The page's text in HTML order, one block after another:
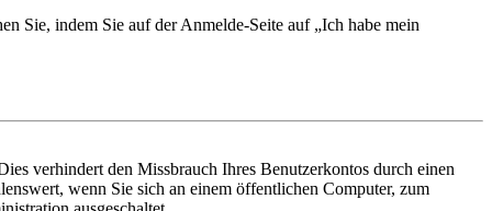
Sie, indem Sie auf der Anmelde-Seite auf „Ich habe mein
verhindert den Missbrauch Ihres Benutzerkontos durch einen
wenn Sie sich an einem öffentlichen Computer, zum